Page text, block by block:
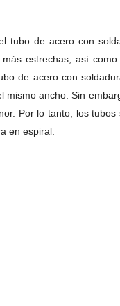
tubo de acero con
estrechas, así
de acero con
ancho. Sin
Por lo tanto, los tubos
en espiral.